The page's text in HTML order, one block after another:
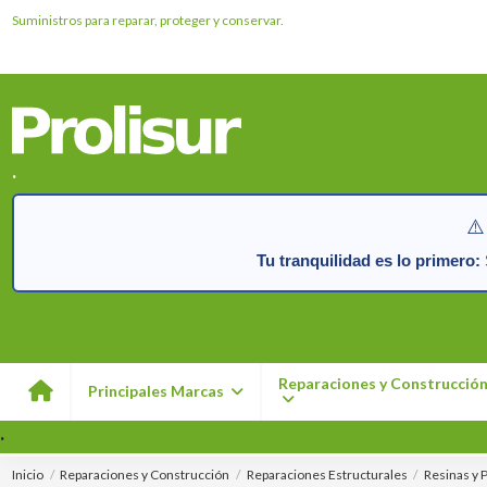
Suministros para reparar, proteger y conservar.
.
⚠️
Tu tranquilidad es lo primero:
Principales Marcas Reparaciones y
.
Inicio Reparaciones y Construcción Reparaciones Estructurales Resinas y